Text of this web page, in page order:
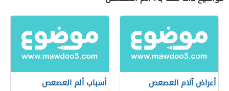
أعراض آلام العصعص أسباب ألم العصعص